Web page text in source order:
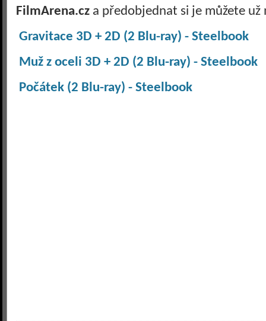
FilmArena.cz a předobjednat si je můžete už
Gravitace 3D + 2D (2 Blu-ray) - Steelbook
Muž z oceli 3D + 2D (2 Blu-ray) - Steelbook
Počátek (2 Blu-ray) - Steelbook